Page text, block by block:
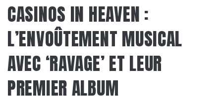
CASINOS IN HEAVEN :
L’ENVOÛTEMENT MUSICAL
AVEC ‘RAVAGE’ ET LEUR
PREMIER ALBUM